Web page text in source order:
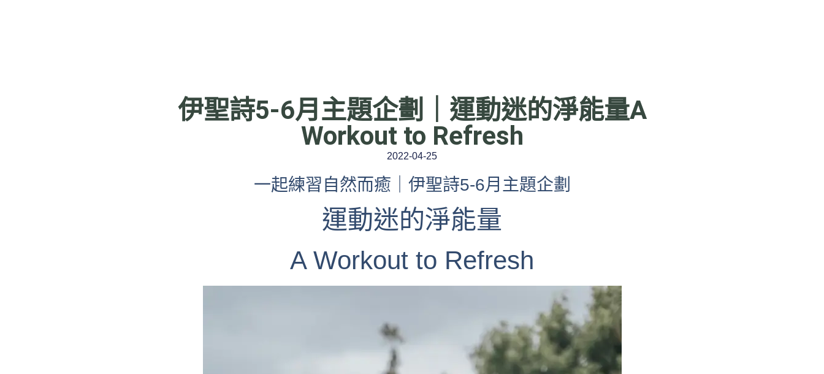
伊聖詩5-6月主題企劃｜運動迷的淨能量A
Workout to Refresh
2022-04-25
一起練習自然而癒｜伊聖詩5-6月主題企劃
運動迷的淨能量
A Workout to Refresh